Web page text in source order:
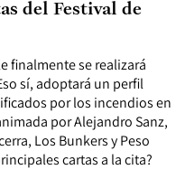
finalmente se realizará
sí, adoptará un perfil
por los incendios en
por Alejandro Sanz,
Los Bunkers y Peso
cartas a la cita?
del Festival de